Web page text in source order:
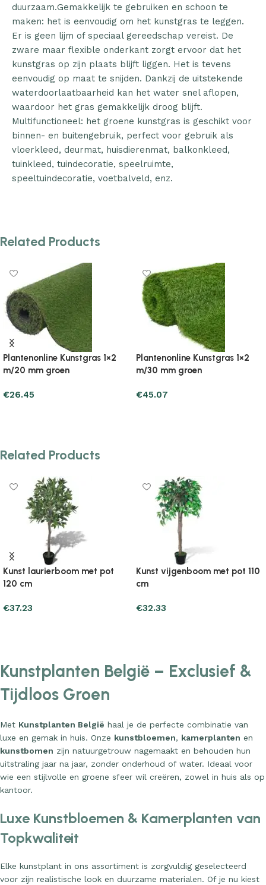
duurzaam.Gemakkelijk te gebruiken en schoon te
maken: het is eenvoudig om het kunstgras te leggen.
Er is geen lijm of speciaal gereedschap vereist. De
zware maar flexible onderkant zorgt ervoor dat het
kunstgras op zijn plaats blijft liggen. Het is tevens
eenvoudig op maat te snijden. Dankzij de uitstekende
waterdoorlaatbaarheid kan het water snel aflopen,
waardoor het gras gemakkelijk droog blijft.
Multifunctioneel: het groene kunstgras is geschikt voor
binnen- en buitengebruik, perfect voor gebruik als
vloerkleed, deurmat, huisdierenmat, balkonkleed,
tuinkleed, tuindecoratie, speelruimte,
speeltuindecoratie, voetbalveld, enz.
Related Products
Plantenonline Kunstgras 1×2
m/20 mm groen
€26.45
Plantenonline Kunstgras 1×2
m/30 mm groen
€45.07
Related Products
Kunst laurierboom met pot
120 cm
€37.23
Kunst vijgenboom met pot 110
cm
€32.33
Kunstplanten België – Exclusief &
Tijdloos Groen
Met Kunstplanten België haal je de perfecte combinatie van
luxe en gemak in huis. Onze kunstbloemen, kamerplanten en
kunstbomen zijn natuurgetrouw nagemaakt en behouden hun
uitstraling jaar na jaar, zonder onderhoud of water. Ideaal voor
wie een stijlvolle en groene sfeer wil creëren, zowel in huis als op
kantoor.
Luxe Kunstbloemen & Kamerplanten van
Topkwaliteit
Elke kunstplant in ons assortiment is zorgvuldig geselecteerd
voor zijn realistische look en duurzame materialen. Of je nu kiest